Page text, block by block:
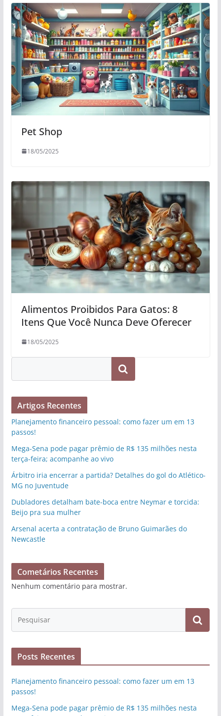
Pet Shop
18/05/2025
Alimentos Proibidos Para Gatos: 8
Itens Que Você Nunca Deve Oferecer
18/05/2025
Pesquisar
Artigos Recentes
Planejamento financeiro pessoal: como fazer um em 13
passos!
Mega-Sena pode pagar prêmio de R$ 135 milhões nesta
terça-feira; acompanhe ao vivo
Árbitro iria encerrar a partida? Detalhes do gol do Atlético-
MG no Juventude
Dubladores detalham bate-boca entre Neymar e torcida:
Beijo pra sua mulher
Arsenal acerta a contratação de Bruno Guimarães do
Newcastle
Cometários Recentes
Nenhum comentário para mostrar.
Posts Recentes
Planejamento financeiro pessoal: como fazer um em 13
passos!
Mega-Sena pode pagar prêmio de R$ 135 milhões nesta